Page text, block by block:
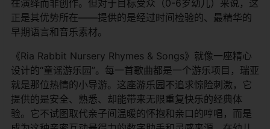
在演绎而非创作。但对于目标受众（0-6岁幼儿）来说，这
正是其优势所在——提供的是经过时间检验的、最精华的
早期语言和音乐素材。
《Ria Rabbit Nursery Rhymes & Songs》就像一座精心
设计的“童谣游乐园”。每一首歌曲都是一个游乐项目，瑞亚
就是那位热情的小导游。这座游乐园不追求惊险刺激，它
提供的是安全、熟悉、却能带来无限重复快乐的经典体
验。它不试图取代亲子间温暖的怀抱和亲口的哼唱，而是